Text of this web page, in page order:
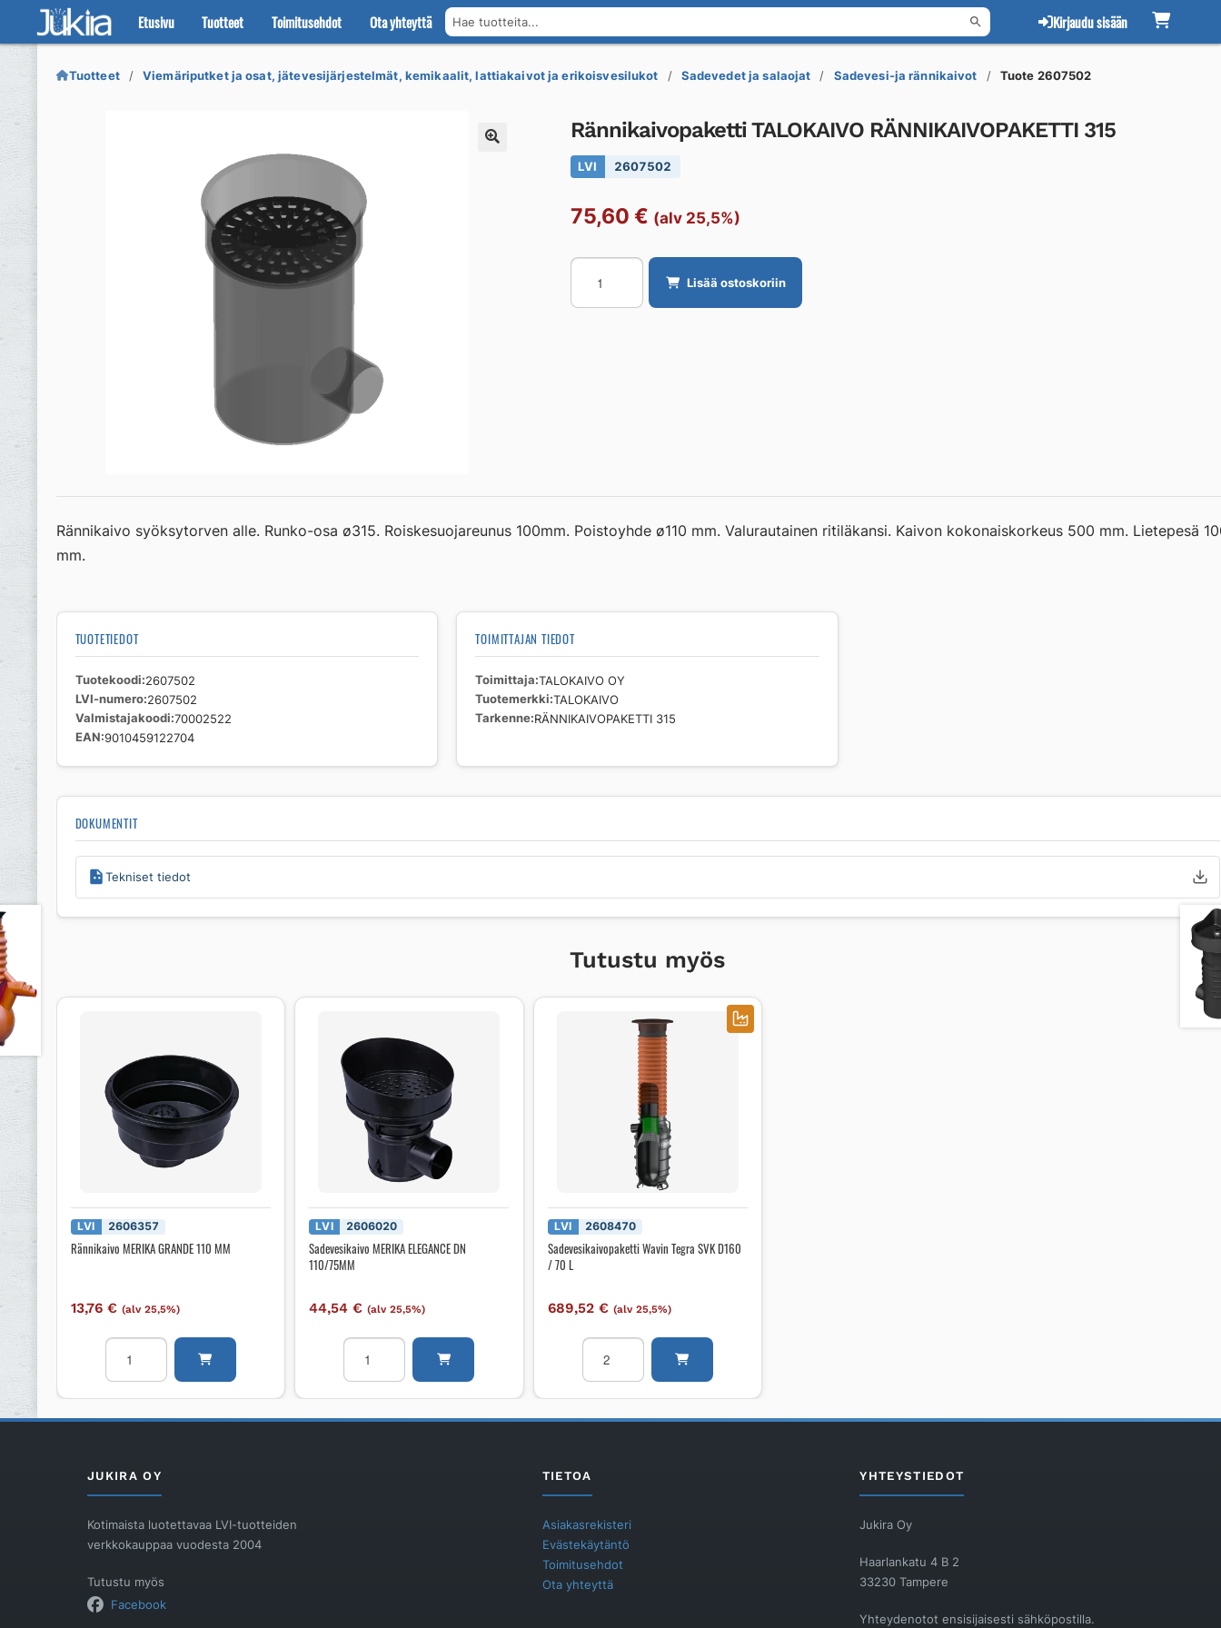
Etusivu Tuotteet Toimitusehdot Ota yhteyttä Hae tuotteita... Kirjaudu sisään
Siirry
navigointiin
Siirry
sisältöön
Tuotteet Viemäriputket ja osat, jätevesijärjestelmät, kemikaalit, lattiakaivot ja erikoisvesilukot Sadevedet ja salaojat Sadevesi-ja rännikaivot Tuote 2607502
Rännikaivopaketti TALOKAIVO RÄNNIKAIVOPAKETTI 315
LVI 2607502
75,60 € (alv 25,5%)
Rännikaivopaketti
TALOKAIVO
RÄNNIKAIVOPAKETTI
Lisää ostoskoriin
Rännikaivo syöksytorven alle. Runko-osa ø315. Roiskesuojareunus 100mm. Poistoyhde ø110 mm. Valurautainen ritiläkansi. Kaivon kokonaiskorkeus 500 mm. Lietepesä
mm.
TUOTETIEDOT
Tuotekoodi 2607502
LVI-numero 2607502
Valmistajakoodi 70002522
EAN 9010459122704
TOIMITTAJAN TIEDOT
Toimittaja TALOKAIVO OY
Tuotemerkki TALOKAIVO
Tarkenne RÄNNIKAIVOPAKETTI 315
DOKUMENTIT
Tekniset tiedot
Tutustu myös
LVI 2606357
Rännikaivo MERIKA GRANDE 110 MM
13,76€ (alv 25,5%)
Rännikaivo
MERIKA
GRANDE
MM
LVI 2606020
Sadevesikaivo MERIKA ELEGANCE DN
110/75MM
44,54€ (alv 25,5%)
Sadevesikaivo
MERIKA
ELEGANCE
110/75MM
LVI 2608470
Sadevesikaivopaketti Wavin Tegra SVK D160
/ 70 L
689,52 € (alv 25,5%)
Sadevesikaivopaketti
Wavin
Tegra
D160
JUKIRA OY
Kotimaista luotettavaa LVI-tuotteiden
verkkokauppaa vuodesta 2004
Tutustu myös
Facebook
TIETOA
Asiakasrekisteri
Evästekäytäntö
Toimitusehdot
Ota yhteyttä
YHTEYSTIEDOT
Jukira Oy
Haarlankatu 4 B 2
33230 Tampere
Yhteydenotot ensisijaisesti sähköpostilla.